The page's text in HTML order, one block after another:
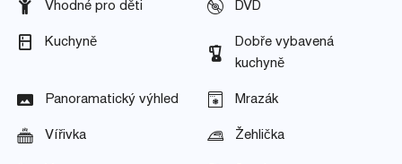
Vhodné pro děti DVD
Kuchyně
Dobře vybavená
kuchyně
Panoramatický výhled Mrazák
Vířivka Žehlička